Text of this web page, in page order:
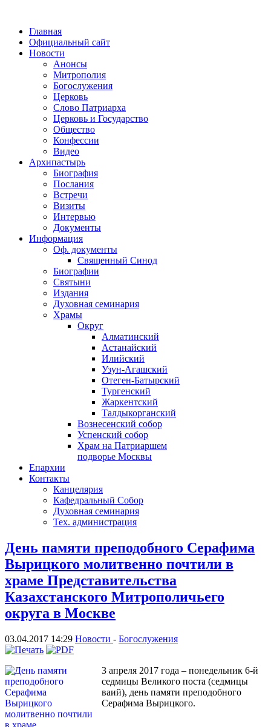
Главная
Официальный сайт
Новости
Анонсы
Митрополия
Богослужения
Церковь
Слово Патриарха
Церковь и Государство
Общество
Конфессии
Видео
Архипастырь
Биография
Послания
Встречи
Визиты
Интервью
Документы
Информация
Оф. документы
Священный Синод
Биографии
Святыни
Издания
Духовная семинария
Храмы
Округ
Алматинский
Астанайский
Илийский
Узун-Агашский
Отеген-Батырский
Тургенский
Жаркентский
Талдыкорганский
Вознесенский собор
Успенский собор
Храм на Патриаршем
подворье Москвы
Епархии
Контакты
Канцелярия
Кафедральный Собор
Духовная семинария
Тех. администрация
День памяти преподобного Серафима
Вырицкого молитвенно почтили в
храме Представительства
Казахстанского Митрополичьего
округа в Москве
03.04.2017 14:29 Новости - Богослужения
3 апреля 2017 года – понедельник 6-й
седмицы Великого поста (седмицы
ваий), день памяти преподобного
Серафима Вырицкого.